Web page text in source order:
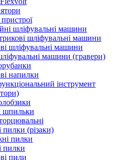
шліфувальні машини
шліфувальні машини
шліфувальні машини
машини (гравери)
напилки
інструмент
шпильки
пилки (різаки)
пилки
пилки
пили